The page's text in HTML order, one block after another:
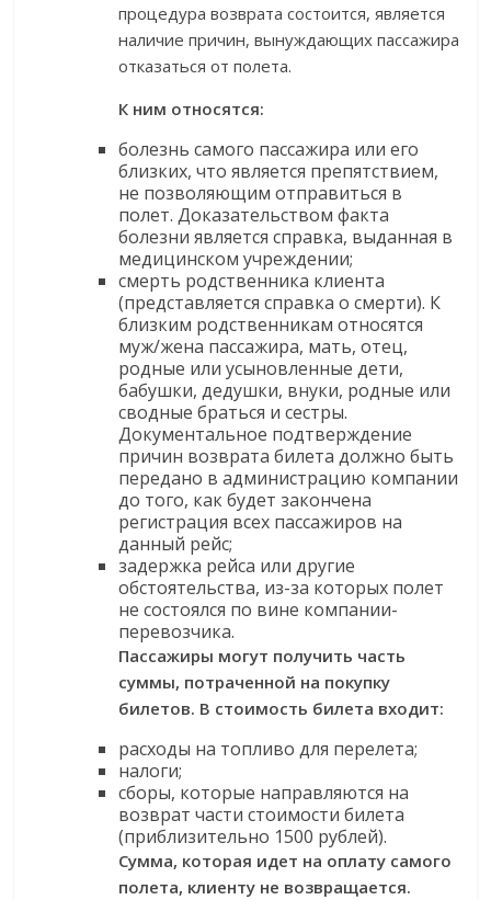
процедура возврата состоится, является
наличие причин, вынуждающих пассажира
отказаться от полета.
К ним относятся:
болезнь самого пассажира или его
близких, что является препятствием,
не позволяющим отправиться в
полет. Доказательством факта
болезни является справка, выданная в
медицинском учреждении;
смерть родственника клиента
(представляется справка о смерти). К
близким родственникам относятся
муж/жена пассажира, мать, отец,
родные или усыновленные дети,
бабушки, дедушки, внуки, родные или
сводные браться и сестры.
Документальное подтверждение
причин возврата билета должно быть
передано в администрацию компании
до того, как будет закончена
регистрация всех пассажиров на
данный рейс;
задержка рейса или другие
обстоятельства, из-за которых полет
не состоялся по вине компании-
перевозчика.
Пассажиры могут получить часть
суммы, потраченной на покупку
билетов. В стоимость билета входит:
расходы на топливо для перелета;
налоги;
сборы, которые направляются на
возврат части стоимости билета
(приблизительно 1500 рублей).
Сумма, которая идет на оплату самого
полета, клиенту не возвращается.